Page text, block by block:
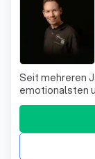
Seit mehreren
emotionalsten
authentisch,
bin